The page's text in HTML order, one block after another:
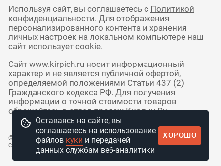
Используя сайт, вы соглашаетесь с Политикой
конфиденциальности. Для отображения
персонализированного контента и хранения
личных настроек на локальном компьютере наш
сайт использует cookie.
Сайт www.kirpich.ru носит информационный
характер и не является публичной офертой,
определяемой положениями Статьи 437 (2)
Гражданского кодекса РФ. Для получения
информации о точной стоимости товаров
обращайтесь в отдел продаж Кирпич Ру.
© 2010 - 2026 Интернет-магазин
стройматериалов КирпичРУ
Оставаясь на сайте, вы
соглашаетесь на использование
файлов куки и передачей
данных службам веб-аналитики
ХОРОШО